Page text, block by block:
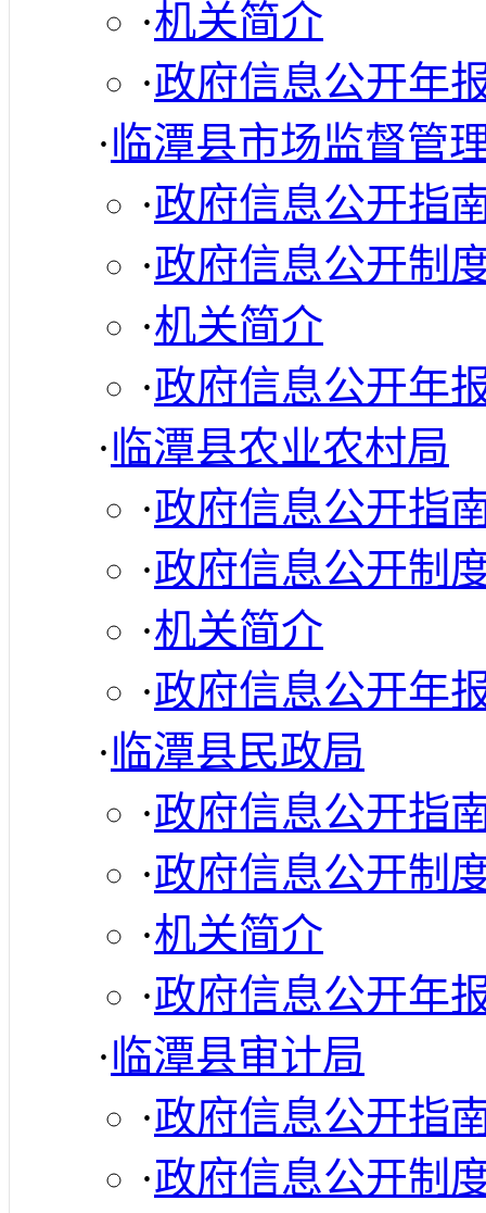
·机关简介
·政府信息公开年
·临潭县市场监督管
·政府信息公开指
·政府信息公开制
·机关简介
·政府信息公开年
·临潭县农业农村局
·政府信息公开指
·政府信息公开制
·机关简介
·政府信息公开年
·临潭县民政局
·政府信息公开指
·政府信息公开制
·机关简介
·政府信息公开年
·临潭县审计局
·政府信息公开指
·政府信息公开制